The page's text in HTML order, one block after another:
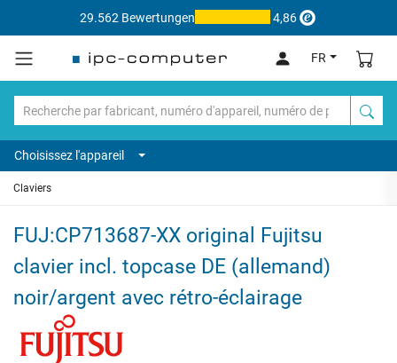
29.562 Bewertungen 4,86
FR
Choisissez l'appareil
Claviers
FUJ:CP713687-XX original Fujitsu
clavier incl. topcase DE (allemand)
noir/argent avec rétro-éclairage